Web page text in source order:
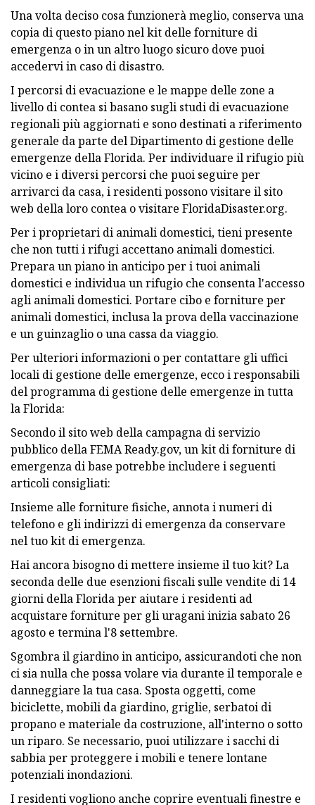
Una volta deciso cosa funzionerà meglio, conserva una
copia di questo piano nel kit delle forniture di
emergenza o in un altro luogo sicuro dove puoi
accedervi in ​​caso di disastro.
I percorsi di evacuazione e le mappe delle zone a
livello di contea si basano sugli studi di evacuazione
regionali più aggiornati e sono destinati a riferimento
generale da parte del Dipartimento di gestione delle
emergenze della Florida. Per individuare il rifugio più
vicino e i diversi percorsi che puoi seguire per
arrivarci da casa, i residenti possono visitare il sito
web della loro contea o visitare FloridaDisaster.org.
Per i proprietari di animali domestici, tieni presente
che non tutti i rifugi accettano animali domestici.
Prepara un piano in anticipo per i tuoi animali
domestici e individua un rifugio che consenta l'accesso
agli animali domestici. Portare cibo e forniture per
animali domestici, inclusa la prova della vaccinazione
e un guinzaglio o una cassa da viaggio.
Per ulteriori informazioni o per contattare gli uffici
locali di gestione delle emergenze, ecco i responsabili
del programma di gestione delle emergenze in tutta
la Florida:
Secondo il sito web della campagna di servizio
pubblico della FEMA Ready.gov, un kit di forniture di
emergenza di base potrebbe includere i seguenti
articoli consigliati:
Insieme alle forniture fisiche, annota i numeri di
telefono e gli indirizzi di emergenza da conservare
nel tuo kit di emergenza.
Hai ancora bisogno di mettere insieme il tuo kit? La
seconda delle due esenzioni fiscali sulle vendite di 14
giorni della Florida per aiutare i residenti ad
acquistare forniture per gli uragani inizia sabato 26
agosto e termina l'8 settembre.
Sgombra il giardino in anticipo, assicurandoti che non
ci sia nulla che possa volare via durante il temporale e
danneggiare la tua casa. Sposta oggetti, come
biciclette, mobili da giardino, griglie, serbatoi di
propano e materiale da costruzione, all'interno o sotto
un riparo. Se necessario, puoi utilizzare i sacchi di
sabbia per proteggere i mobili e tenere lontane
potenziali inondazioni.
I residenti vogliono anche coprire eventuali finestre e